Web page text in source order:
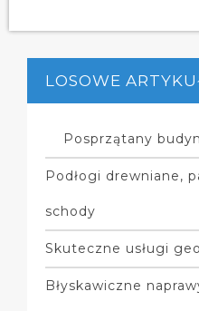
LOSOWE
Posprzątany
Podłogi drewniane,
schody
Skuteczne usługi
Błyskawiczne